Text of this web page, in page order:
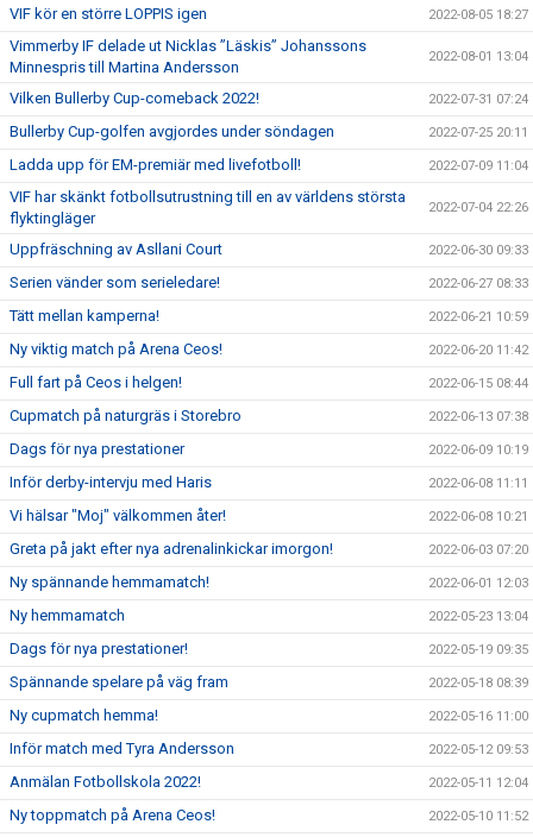
VIF kör en större LOPPIS igen 2022-08-05 18:27
Vimmerby IF delade ut Nicklas ”Läskis” Johanssons
Minnespris till Martina Andersson
2022-08-01 13:04
Vilken Bullerby Cup-comeback 2022! 2022-07-31 07:24
Bullerby Cup-golfen avgjordes under söndagen 2022-07-25 20:11
Ladda upp för EM-premiär med livefotboll! 2022-07-09 11:04
VIF har skänkt fotbollsutrustning till en av världens största
flyktingläger
2022-07-04 22:26
Uppfräschning av Asllani Court 2022-06-30 09:33
Serien vänder som serieledare! 2022-06-27 08:33
Tätt mellan kamperna! 2022-06-21 10:59
Ny viktig match på Arena Ceos! 2022-06-20 11:42
Full fart på Ceos i helgen! 2022-06-15 08:44
Cupmatch på naturgräs i Storebro 2022-06-13 07:38
Dags för nya prestationer 2022-06-09 10:19
Inför derby-intervju med Haris 2022-06-08 11:11
Vi hälsar "Moj" välkommen åter! 2022-06-08 10:21
Greta på jakt efter nya adrenalinkickar imorgon! 2022-06-03 07:20
Ny spännande hemmamatch! 2022-06-01 12:03
Ny hemmamatch 2022-05-23 13:04
Dags för nya prestationer! 2022-05-19 09:35
Spännande spelare på väg fram 2022-05-18 08:39
Ny cupmatch hemma! 2022-05-16 11:00
Inför match med Tyra Andersson 2022-05-12 09:53
Anmälan Fotbollskola 2022! 2022-05-11 12:04
Ny toppmatch på Arena Ceos! 2022-05-10 11:52